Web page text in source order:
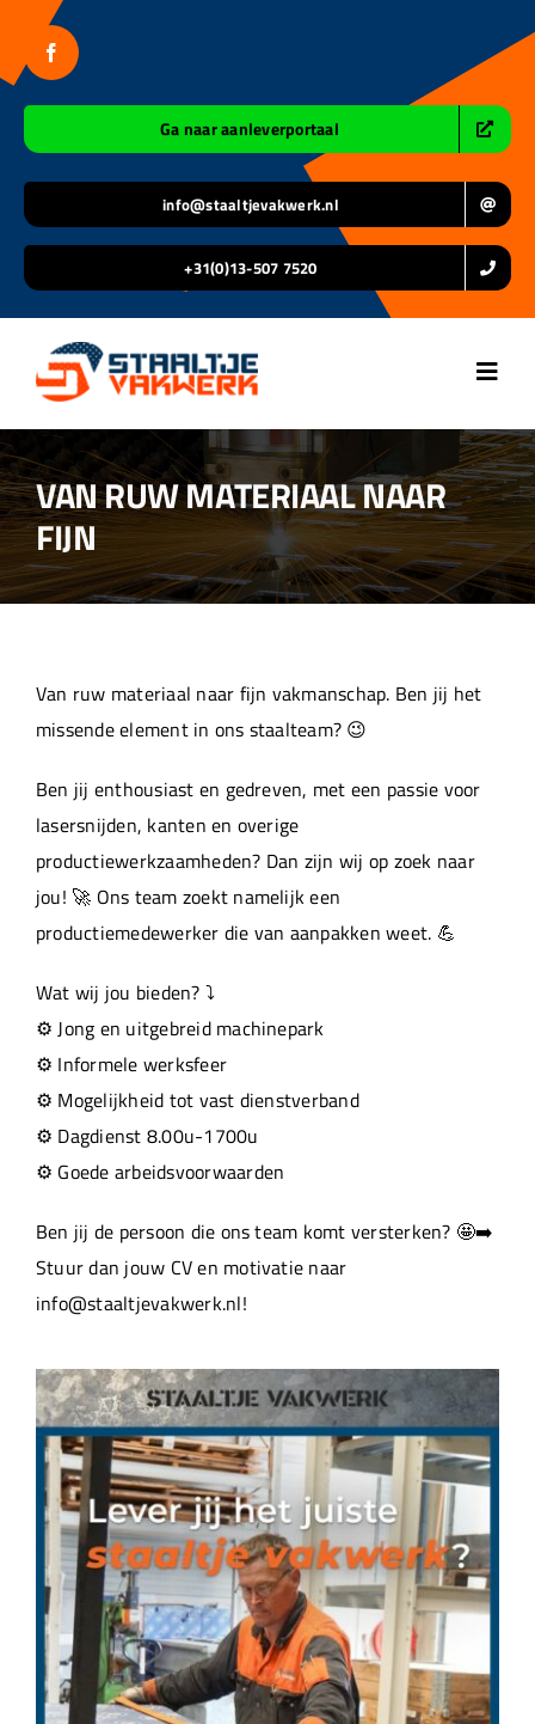
inhoud
Ga naar aanleverportaal
info@staaltjevakwerk.nl
+31(0)13-507 7520
Home
Over ons
Projecten
Machinepark
Werken bij
VAN RUW MATERIAAL NAAR
FIJN
Van ruw materiaal naar fijn vakmanschap. Ben jij het
missende element in ons staalteam? 😉
Ben jij enthousiast en gedreven, met een passie voor
lasersnijden, kanten en overige
productiewerkzaamheden? Dan zijn wij op zoek naar
jou! 🚀 Ons team zoekt namelijk een
productiemedewerker die van aanpakken weet. 💪
Wat wij jou bieden? ⤵️
⚙️ Jong en uitgebreid machinepark
⚙️ Informele werksfeer
⚙️ Mogelijkheid tot vast dienstverband
⚙️ Dagdienst 8.00u-1700u
⚙️ Goede arbeidsvoorwaarden
Ben jij de persoon die ons team komt versterken? 🤩➡️
Stuur dan jouw CV en motivatie naar
info@staaltjevakwerk.nl!